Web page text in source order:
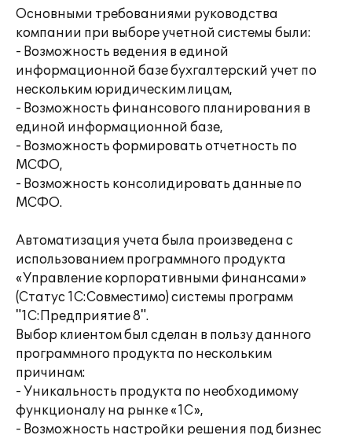
Основными требованиями руководства
компании при выборе учетной системы были:
- Возможность ведения в единой
информационной базе бухгалтерский учет по
нескольким юридическим лицам,
- Возможность финансового планирования в
единой информационной базе,
- Возможность формировать отчетность по
МСФО,
- Возможность консолидировать данные по
МСФО.
Автоматизация учета была произведена с
использованием программного продукта
«Управление корпоративными финансами»
(Статус 1С:Совместимо) системы программ
"1С:Предприятие 8".
Выбор клиентом был сделан в пользу данного
программного продукта по нескольким
причинам:
- Уникальность продукта по необходимому
функционалу на рынке «1С»,
- Возможность настройки решения под бизнес